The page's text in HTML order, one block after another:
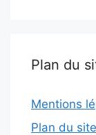
Plan du
Mentions
Plan du site